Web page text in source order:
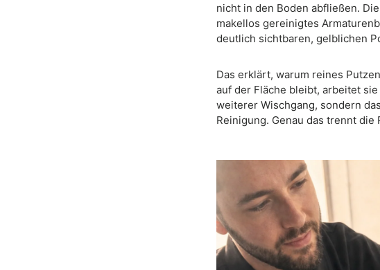
nicht in den Boden abfließen.
makellos gereinigtes
deutlich sichtbaren, gelblichen
Das erklärt, warum reines
auf der Fläche bleibt, arbeitet
weiterer Wischgang, sondern
Reinigung. Genau das trennt